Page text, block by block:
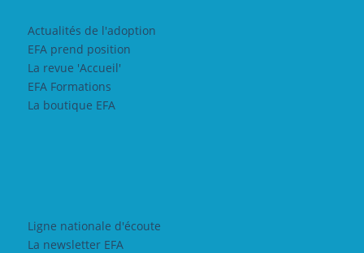
Actualités de l'adoption
EFA prend position
La revue 'Accueil'
EFA Formations
La boutique EFA
Ligne nationale d'écoute
La newsletter EFA